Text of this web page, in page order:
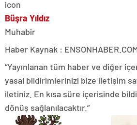
Büşra Yıldız
Muhabir
Haber Kaynak :
“Yayınlanan tüm haber ve diğer
yasal bildirimlerinizi bize iletişim
iletiniz. En kısa süre içerisinde
dönüş sağlanılacaktır.”